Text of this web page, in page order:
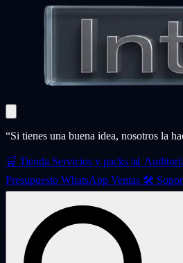
“Si tienes una buena idea, nosotros la
🛒 Tienda Servicios y packs 📊
Presupuesto WhatsApp Ventas 🛠️